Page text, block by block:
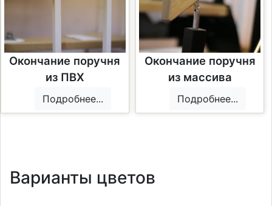
Окончание поручня
из ПВХ
Подробнее...
Окончание поручня
из массива
Подробнее...
Варианты цветов